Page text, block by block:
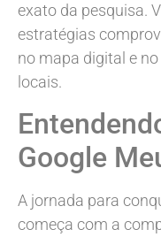
exato da pesquisa.
estratégias
no mapa digital e
locais.
Google
A jornada para
começa com a